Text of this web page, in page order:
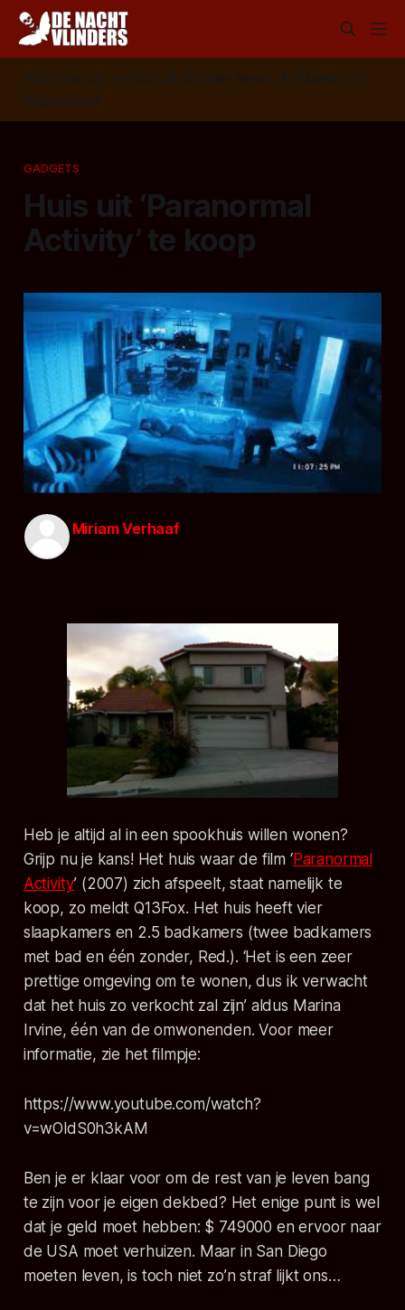
Volg ons op: 📣 RSS 📰 Google News 🦋 Bluesky
✉️
Nieuwsbrief
GADGETS
Huis uit ‘Paranormal
Activity’ te koop
Miriam Verhaaf
Heb je altijd al in een spookhuis willen wonen?
Grijp nu je kans! Het huis waar de film ‘Paranormal
Activity’ (2007) zich afspeelt, staat namelijk te
koop, zo meldt Q13Fox. Het huis heeft vier
slaapkamers en 2.5 badkamers (twee badkamers
met bad en één zonder, Red.). ‘Het is een zeer
prettige omgeving om te wonen, dus ik verwacht
dat het huis zo verkocht zal zijn’ aldus Marina
Irvine, één van de omwonenden. Voor meer
informatie, zie het filmpje:
https://www.youtube.com/watch?
v=wOldS0h3kAM
Ben je er klaar voor om de rest van je leven bang
te zijn voor je eigen dekbed? Het enige punt is wel
dat je geld moet hebben: $ 749000 en ervoor naar
de USA moet verhuizen. Maar in San Diego
moeten leven, is toch niet zo’n straf lijkt ons…